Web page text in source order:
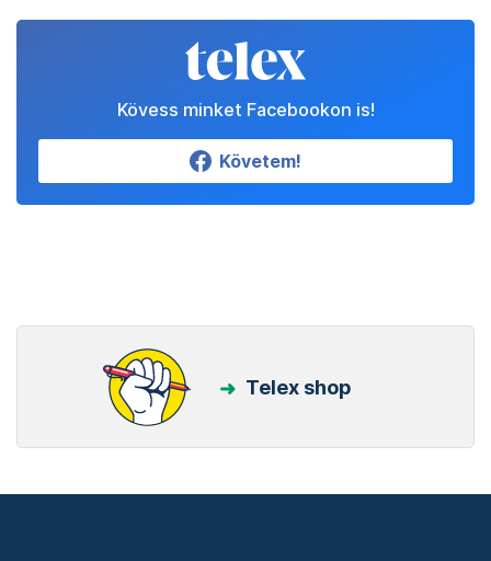
Kövess minket Facebookon is!
Követem!
Telex shop